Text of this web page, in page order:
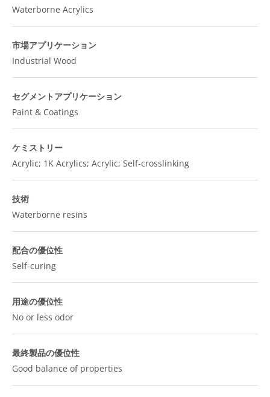
Waterborne Acrylics
市場アプリケーション
Industrial Wood
セグメントアプリケーション
Paint & Coatings
ケミストリー
Acrylic; 1K Acrylics; Acrylic; Self-crosslinking
技術
Waterborne resins
配合の優位性
Self-curing
用途の優位性
No or less odor
最終製品の優位性
Good balance of properties